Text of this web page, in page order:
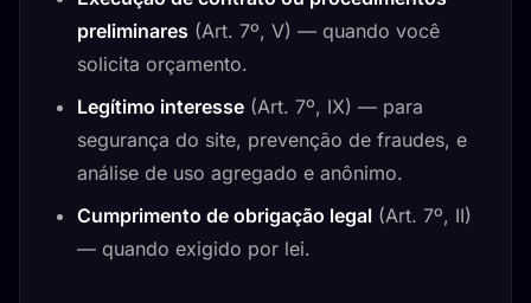
preliminares (Art. 7º, V) — quando você
solicita orçamento.
Legítimo interesse (Art. 7º, IX) — para
segurança do site, prevenção de fraudes, e
análise de uso agregado e anônimo.
Cumprimento de obrigação legal (Art. 7º, II)
— quando exigido por lei.